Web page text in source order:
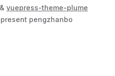
& vuepress-theme-plume
pengzhanbo